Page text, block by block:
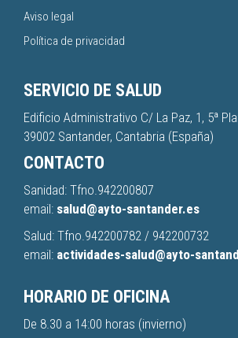
Aviso legal
Política de privacidad
SERVICIO DE SALUD
Edificio Administrativo C/ La Paz, 1, 5ª
39002 Santander, Cantabria (España)
CONTACTO
Sanidad: Tfno. 942200807
email: salud@ayto-santander.es
Salud: Tfno. 942200782 / 942200732
email: actividades-salud@ayto-
HORARIO DE OFICINA
De 8.30 a 14:00 horas (invierno)